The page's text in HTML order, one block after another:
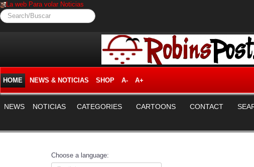
La web Para volar Noticias
Search/Buscar
HOME NEWS & NOTICIAS SHOP A- A+
NEWS NOTICIAS CATEGORIES CARTOONS CONTACT
Choose a language: